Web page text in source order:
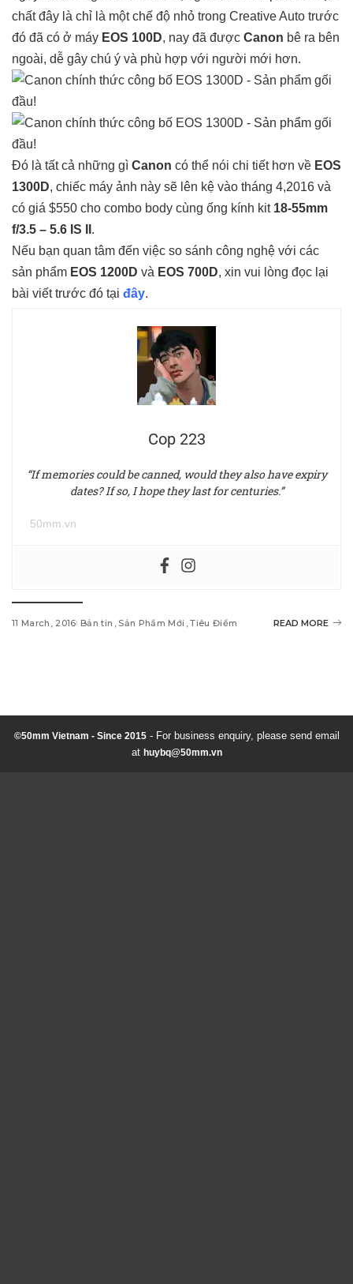
chất đây là chỉ là một chế độ nhỏ trong Creative Auto trước
đó đã có ở máy EOS 100D, nay đã được Canon bê ra bên
ngoài, dễ gây chú ý và phù hợp với người mới hơn.
Đó là tất cả những gì Canon có thể nói chi tiết hơn về EOS
1300D, chiếc máy ảnh này sẽ lên kệ vào tháng 4,2016 và
có giá $550 cho combo body cùng ống kính kit 18-55mm
f/3.5 – 5.6 IS II .
Nếu bạn quan tâm đến việc so sánh công nghệ với các
sản phẩm EOS 1200D và EOS 700D, xin vui lòng đọc lại
bài viết trước đó tại đây.
Cop 223
“If memories could be canned, would they also have expiry
dates? If so, I hope they last for centuries.”
50mm.vn
11 March, 2016 Bản tin Sản Phẩm Mới Tiêu Điểm READ MORE
n
d
©50mm Vietnam - Since 2015- For business enquiry, please send email
at huybq@50mm.vn